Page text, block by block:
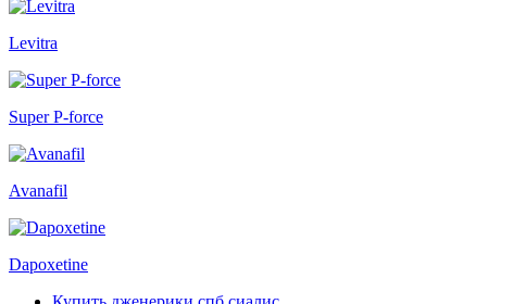
Levitra
Super P-force
Avanafil
Dapoxetine